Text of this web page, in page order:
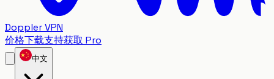
Doppler VPN
价格下载支持获取 Pro
中文